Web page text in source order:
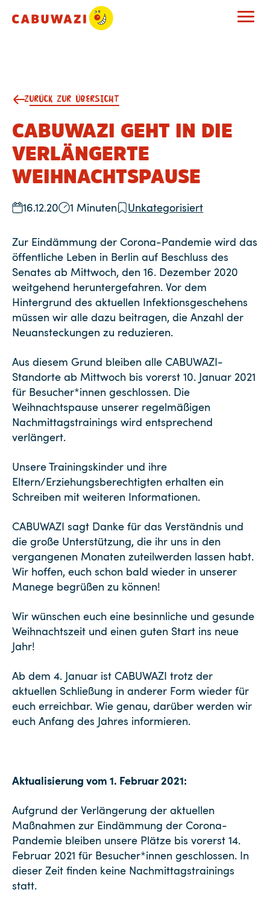
ZURÜCK ZUR ÜBERSICHT
CABUWAZI GEHT IN DIE
VERLÄNGERTE
WEIHNACHTSPAUSE
16.12.20 1 Minuten Unkategorisiert
Zur Eindämmung der Corona-Pandemie wird das
öffentliche Leben in Berlin auf Beschluss des
Senates ab Mittwoch, den 16. Dezember 2020
weitgehend heruntergefahren. Vor dem
Hintergrund des aktuellen Infektionsgeschehens
müssen wir alle dazu beitragen, die Anzahl der
Neuansteckungen zu reduzieren.
Aus diesem Grund bleiben alle CABUWAZI-
Standorte ab Mittwoch bis vorerst 10. Januar 2021
für Besucher*innen geschlossen. Die
Weihnachtspause unserer regelmäßigen
Nachmittagstrainings wird entsprechend
verlängert.
Unsere Trainingskinder und ihre
Eltern/Erziehungsberechtigten erhalten ein
Schreiben mit weiteren Informationen.
CABUWAZI sagt Danke für das Verständnis und
die große Unterstützung, die ihr uns in den
vergangenen Monaten zuteilwerden lassen habt.
Wir hoffen, euch schon bald wieder in unserer
Manege begrüßen zu können!
Wir wünschen euch eine besinnliche und gesunde
Weihnachtszeit und einen guten Start ins neue
Jahr!
Ab dem 4. Januar ist CABUWAZI trotz der
aktuellen Schließung in anderer Form wieder für
euch erreichbar. Wie genau, darüber werden wir
euch Anfang des Jahres informieren.
Aktualisierung vom 1. Februar 2021:
Aufgrund der Verlängerung der aktuellen
Maßnahmen zur Eindämmung der Corona-
Pandemie bleiben unsere Plätze bis vorerst 14.
Februar 2021 für Besucher*innen geschlossen. In
dieser Zeit finden keine Nachmittagstrainings
statt.